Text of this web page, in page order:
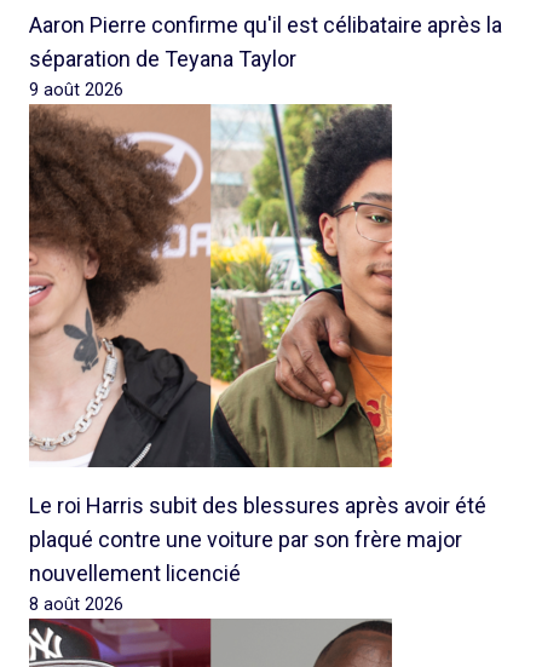
Aaron Pierre confirme qu'il est célibataire après la
séparation de Teyana Taylor
9 août 2026
Le roi Harris subit des blessures après avoir été
plaqué contre une voiture par son frère major
nouvellement licencié
8 août 2026